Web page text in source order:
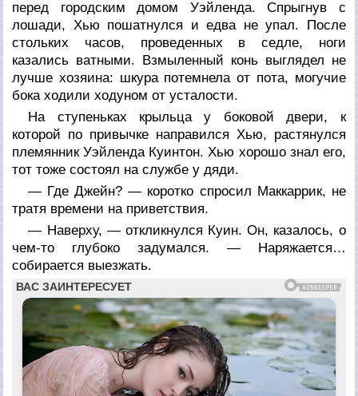
перед городским домом Уэйленда. Спрыгнув с
лошади, Хью пошатнулся и едва не упал. После
стольких часов, проведенных в седле, ноги
казались ватными. Взмыленный конь выглядел не
лучше хозяина: шкура потемнела от пота, могучие
бока ходили ходуном от усталости.
На ступеньках крыльца у боковой двери, к
которой по привычке направился Хью, растянулся
племянник Уэйленда Куинтон. Хью хорошо знал его,
тот тоже состоял на службе у дяди.
— Где Джейн? — коротко спросил Маккаррик, не
тратя времени на приветствия.
— Наверху, — откликнулся Куин. Он, казалось, о
чем-то глубоко задумался. — Наряжается…
собирается выезжать.